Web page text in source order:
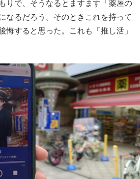
りで、そうなるとますます「薬屋の
なるだろう。そのときこれを持って
悔すると思った。これも「推し活」